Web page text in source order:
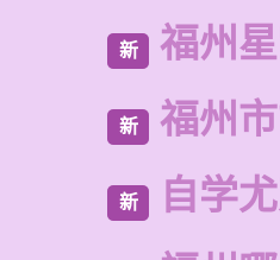
新 福州
新 福州
新 自学